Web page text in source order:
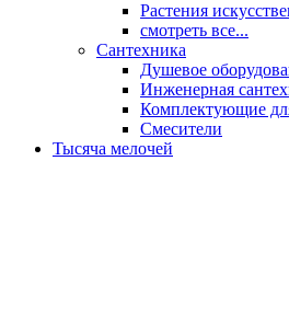
Растения
смотреть все...
Сантехника
Душевое
Инженерная
Комплектующие
Смесители
Тысяча мелочей